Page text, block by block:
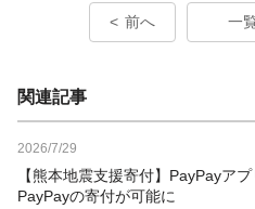
前へ 一
関連記事
2026/7/29
【熊本地震支援寄付】PayPayア
PayPayの寄付が可能に